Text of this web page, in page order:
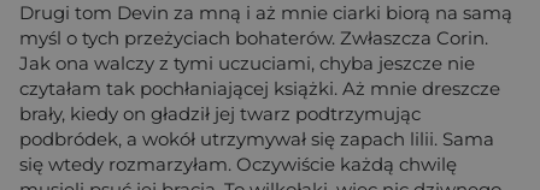
Drugi tom Devin za mną i aż mnie ciarki biorą na samą
myśl o tych przeżyciach bohaterów. Zwłaszcza Corin.
Jak ona walczy z tymi uczuciami, chyba jeszcze nie
czytałam tak pochłaniającej książki. Aż mnie dreszcze
brały, kiedy on gładził jej twarz podtrzymując
podbródek, a wokół utrzymywał się zapach lilii. Sama
się wtedy rozmarzyłam. Oczywiście każdą chwilę